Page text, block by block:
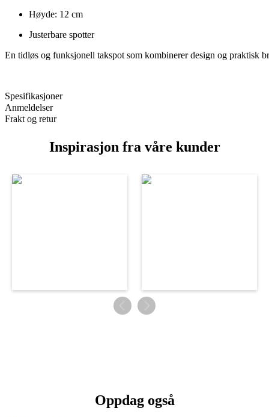
Høyde: 12 cm
Justerbare spotter
En tidløs og funksjonell takspot som kombinerer design og praktisk
Spesifikasjoner
Anmeldelser
Frakt og retur
Inspirasjon fra våre kunder
Oppdag også